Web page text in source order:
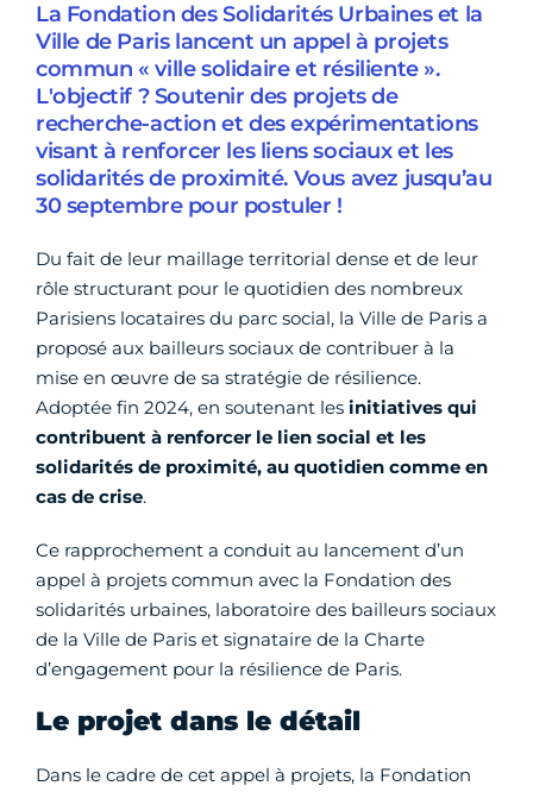
La Fondation des Solidarités Urbaines et la
Ville de Paris lancent un appel à projets
commun « ville solidaire et résiliente ».
L'objectif ? Soutenir des projets de
recherche-action et des expérimentations
visant à renforcer les liens sociaux et les
solidarités de proximité. Vous avez jusqu’au
30 septembre pour postuler !
Du fait de leur maillage territorial dense et de leur
rôle structurant pour le quotidien des nombreux
Parisiens locataires du parc social, la Ville de Paris a
proposé aux bailleurs sociaux de contribuer à la
mise en œuvre de sa stratégie de résilience.
Adoptée fin 2024, en soutenant les initiatives qui
contribuent à renforcer le lien social et les
solidarités de proximité, au quotidien comme en
cas de crise.
Ce rapprochement a conduit au lancement d’un
appel à projets commun avec la Fondation des
solidarités urbaines, laboratoire des bailleurs sociaux
de la Ville de Paris et signataire de la Charte
d’engagement pour la résilience de Paris.
Le projet dans le détail
Dans le cadre de cet appel à projets, la Fondation